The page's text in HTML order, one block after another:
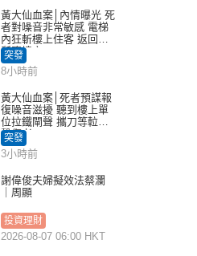
黃大仙血案│內情曝光 死
者對噪音非常敏感 電梯
內狂斬樓上住客 返回住
所墮樓亡
突發
8小時前
黃大仙血案│死者預謀報
復噪音滋擾 聽到樓上單
位拉鐵閘聲 攜刀等𨋢伏
擊傷者
突發
3小時前
謝偉俊夫婦擬效法蔡瀾
｜周顯
投資理財
2026-08-07 06:00 HKT